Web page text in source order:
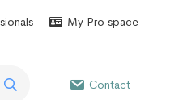
My Pro space
Contact